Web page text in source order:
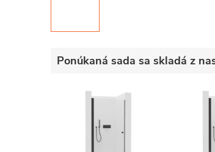
Ponúkaná sada sa skladá z